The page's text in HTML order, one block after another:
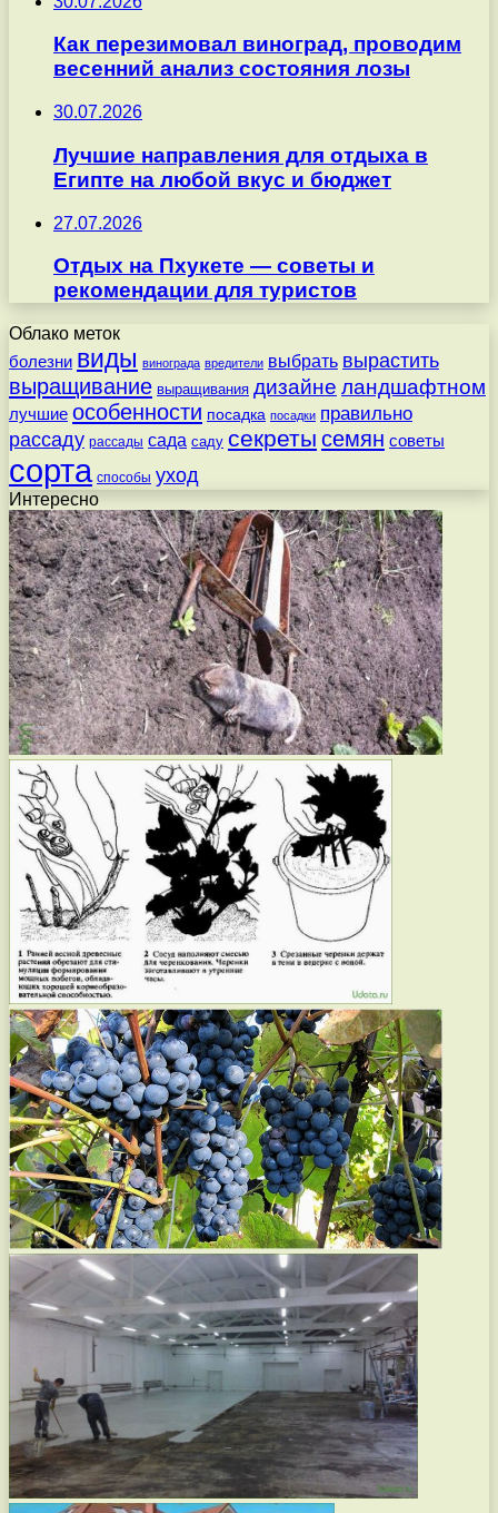
Как перезимовал виноград, проводим
весенний анализ состояния лозы
30.07.2026
Лучшие направления для отдыха в
Египте на любой вкус и бюджет
27.07.2026
Отдых на Пхукете — советы и
рекомендации для туристов
Облако меток
болезни виды винограда вредители выбрать вырастить
выращивание выращивания дизайне ландшафтном
лучшие особенности посадка посадки правильно
рассаду рассады сада саду секреты семян советы
сорта способы уход
Интересно